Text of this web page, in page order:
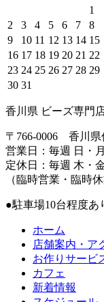
1
2
3 4 5 6 7
8
9
10 11 12 13 14 15
16 17 18 19 20 21 22
23 24 25 26 27 28 29
30 31
香川県 ビーズ専門
〒766-0006 香川県
営業日：毎週 日・
定休日：毎週 木・
（臨時営業・臨時休
●駐車場10台程度あ
ホーム
店舗案内・ア
お作りサービ
カフェ
新着情報